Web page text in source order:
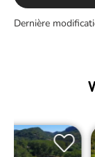
Dernière